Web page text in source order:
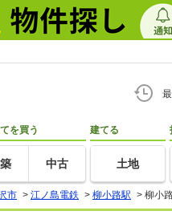
を買う
中古
建てる
土地
市 > 江ノ島電鉄 > 柳小路駅 > 柳小